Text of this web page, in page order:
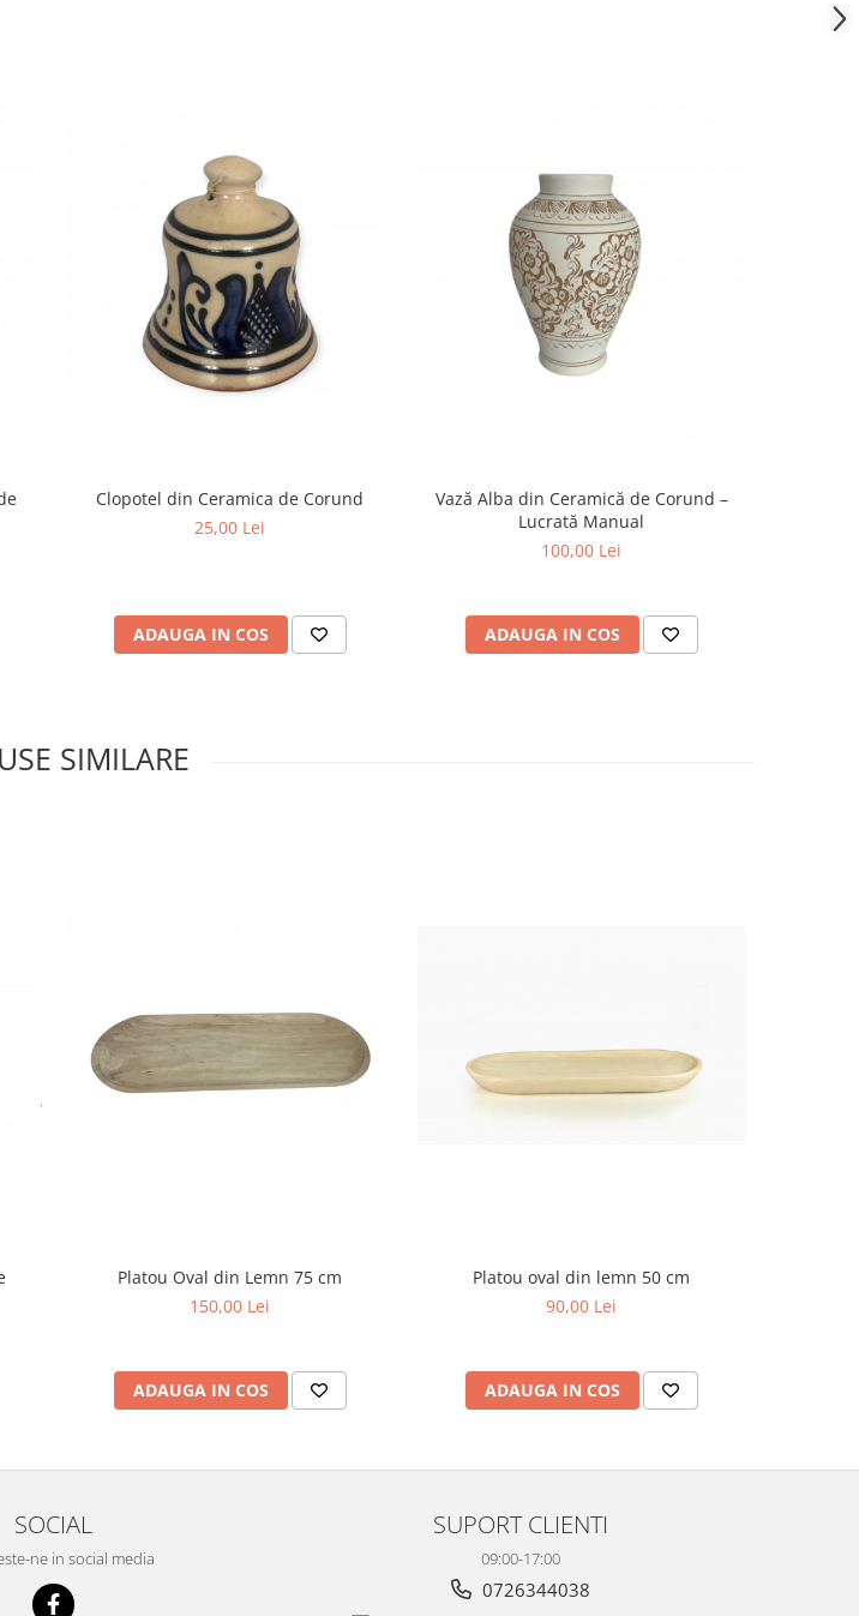
Clopotel din Ceramica de Corund
25,00 Lei
ADAUGA IN COS
Vază Alba din Ceramică de Corund –
Lucrată Manual
100,00 Lei
ADAUGA IN COS
SIMILARE
Platou Oval din Lemn 75 cm
150,00 Lei
ADAUGA IN COS
Platou oval din lemn 50 cm
90,00 Lei
ADAUGA IN COS
SOCIAL
ne in social media
SUPORT CLIENTI
09:00-17:00
0726344038